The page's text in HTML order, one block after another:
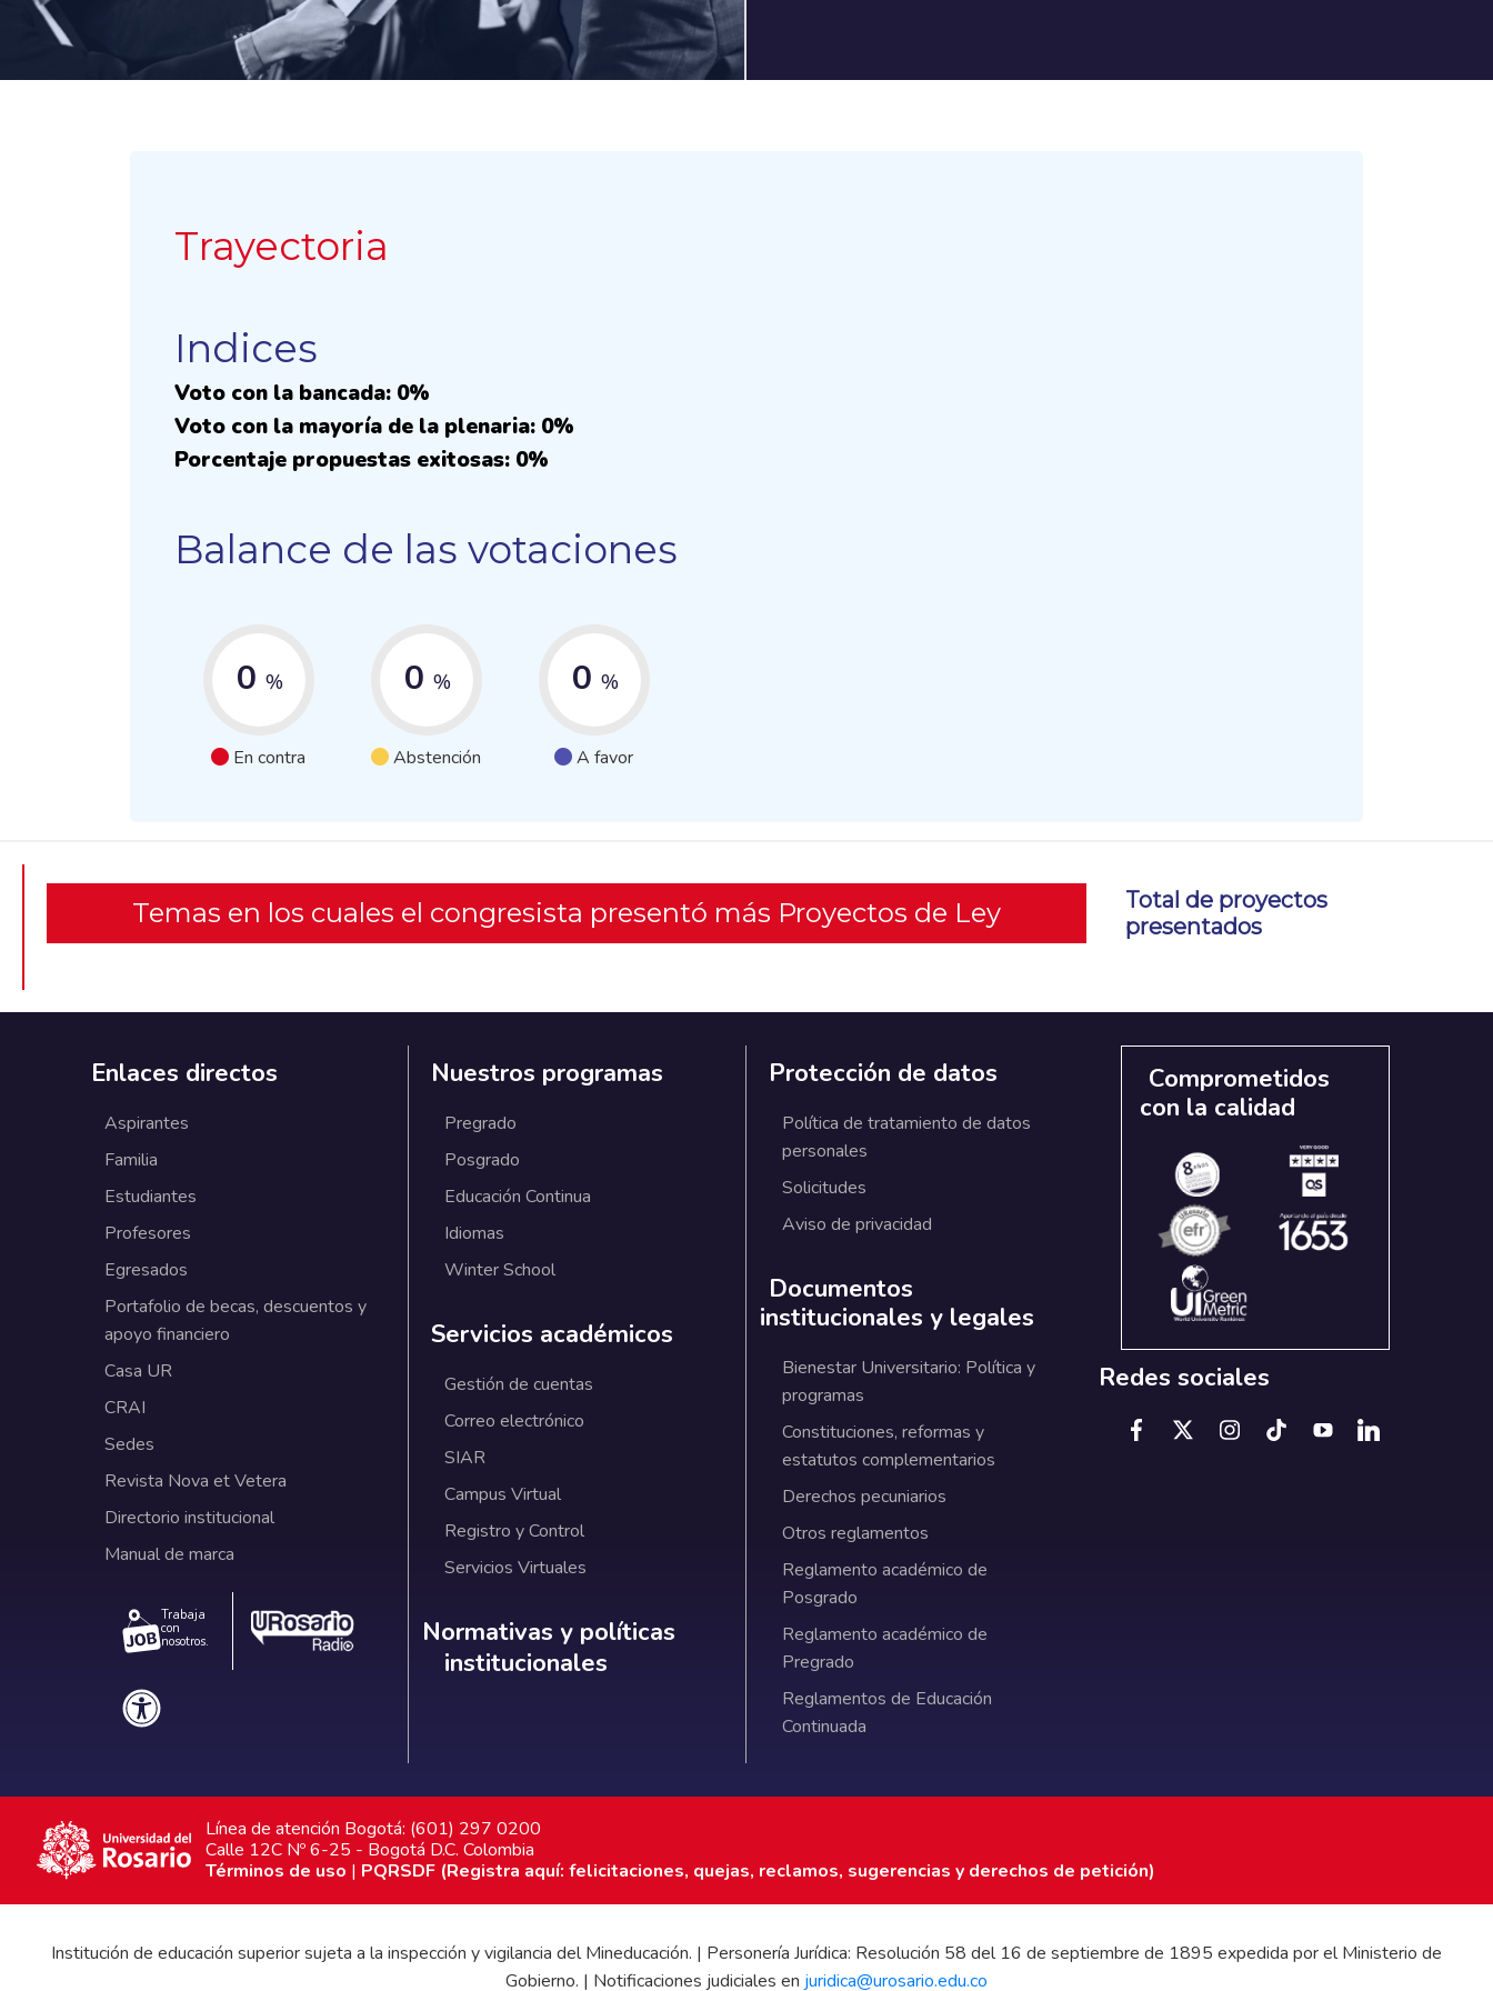
Trayectoria
Indices
Voto con la bancada: 0%
Voto con la mayoría de la plenaria: 0%
Porcentaje propuestas exitosas: 0%
Balance de las votaciones
0 %
En contra
0 %
Abstención
0 %
A favor
Temas en los cuales el congresista presentó más Proyectos de Ley
Total de proyectos
presentados
Enlaces directos
Aspirantes
Familia
Estudiantes
Profesores
Egresados
Portafolio de becas, descuentos y
apoyo financiero
Casa UR
CRAI
Sedes
Revista Nova et Vetera
Directorio institucional
Manual de marca
Trabaja
con
nosotros.
Nuestros programas
Pregrado
Posgrado
Educación Continua
Idiomas
Winter School
Servicios académicos
Gestión de cuentas
Correo electrónico
SIAR
Campus Virtual
Registro y Control
Servicios Virtuales
Normativas y políticas institucionales
Normativas y políticas
institucionales
Protección de datos
Política de tratamiento de datos
personales
Solicitudes
Aviso de privacidad
Documentos
institucionales y legales
Bienestar Universitario: Política y
programas
Constituciones, reformas y
estatutos complementarios
Derechos pecuniarios
Otros reglamentos
Reglamento académico de
Posgrado
Reglamento académico de
Pregrado
Reglamentos de Educación
Continuada
Comprometidos
con la calidad
Redes sociales
Línea de atención Bogotá: (601) 297 0200
Calle 12C Nº 6-25 - Bogotá D.C. Colombia
Términos de uso | PQRSDF (Registra aquí: felicitaciones, quejas, reclamos, sugerencias y derechos de petición)
Institución de educación superior sujeta a la inspección y vigilancia del Mineducación. | Personería Jurídica: Resolución 58 del 16 de septiembre de 1895 expedida por el Ministerio de
Gobierno. | Notificaciones judiciales en juridica@urosario.edu.co